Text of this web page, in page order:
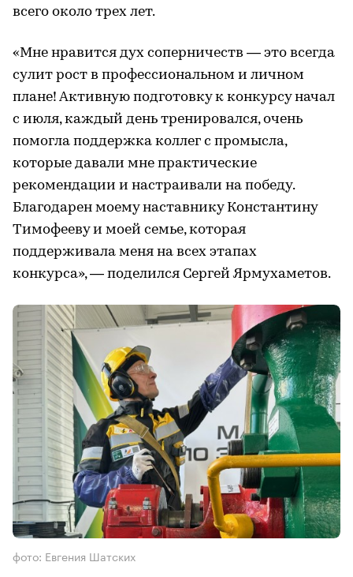
всего около трех лет.
«Мне нравится дух соперничеств — это всегда
сулит рост в профессиональном и личном
плане! Активную подготовку к конкурсу начал
с июля, каждый день тренировался, очень
помогла поддержка коллег с промысла,
которые давали мне практические
рекомендации и настраивали на победу.
Благодарен моему наставнику Константину
Тимофееву и моей семье, которая
поддерживала меня на всех этапах
конкурса», — поделился Сергей Ярмухаметов.
фото: Евгения Шатских